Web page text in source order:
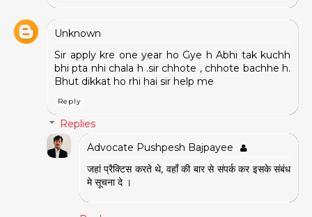
Unknown
Sir apply kre one year ho Gye h Abhi tak kuchh
bhi pta nhi chala h .sir chhote , chhote bachhe h.
Bhut dikkat ho rhi hai sir help me
Reply
Replies
Advocate Pushpesh Bajpayee
जहां प्रैक्टिस करते थे, वहाँ की बार से संपर्क कर इसके संबंध
मे सूचना दे ।